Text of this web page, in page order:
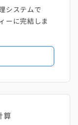
システムで
ーに完結しま